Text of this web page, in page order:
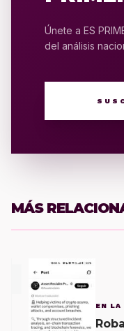
Únete a ES
del análisis
MÁS
EN LA